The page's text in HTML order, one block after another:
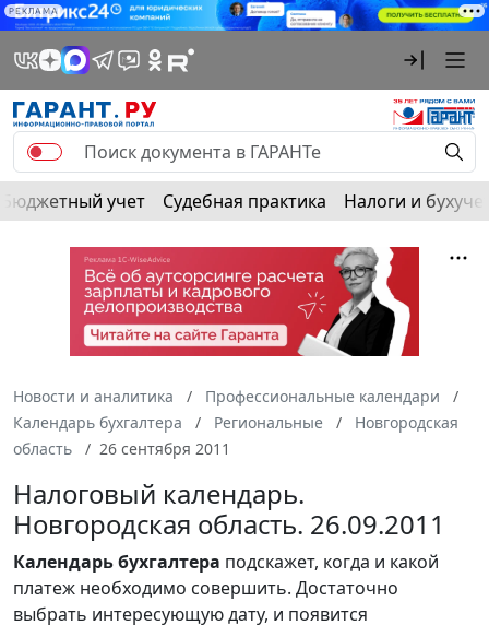
РЕКЛАМА
Бюджетный учет Судебная практика Налоги и
Новости и аналитика
Профессиональные календари
Календарь бухгалтера
Региональные
Новгородская
область
26 сентября 2011
Налоговый календарь.
Новгородская область. 26.09.2011
Календарьбухгалтера подскажет, когда и какой
платеж необходимо совершить. Достаточно
выбрать интересующую дату, и появится